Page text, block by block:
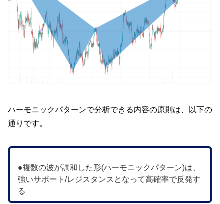
ハーモニックパターンで分析できる内容の原則は、以下の
通りです。
●複数の波が調和した形(ハーモニックパターン)は、
強いサポート/レジスタンスとなって高確率で反発す
る